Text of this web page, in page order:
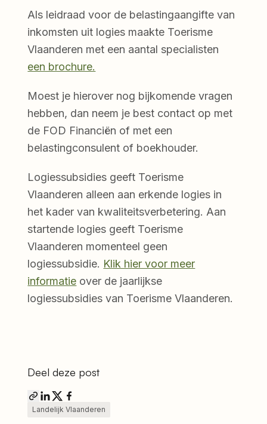
Als leidraad voor de belastingaangifte van
inkomsten uit logies maakte Toerisme
Vlaanderen met een aantal specialisten
een brochure.
Moest je hierover nog bijkomende vragen
hebben, dan neem je best contact op met
de FOD Financiën of met een
belastingconsulent of boekhouder.
Logiessubsidies geeft Toerisme
Vlaanderen alleen aan erkende logies in
het kader van kwaliteitsverbetering. Aan
startende logies geeft Toerisme
Vlaanderen momenteel geen
logiessubsidie. Klik hier voor meer
informatie over de jaarlijkse
logiessubsidies van Toerisme Vlaanderen.
Deel deze post
Landelijk Vlaanderen